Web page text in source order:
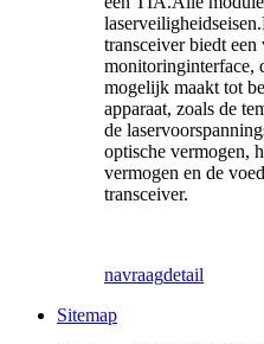
transceiver biedt een
monitoringinterface,
mogelijk maakt tot
apparaat, zoals de
de
optische vermogen,
vermogen en de
transceiver.
navraagdetail
Sitemap